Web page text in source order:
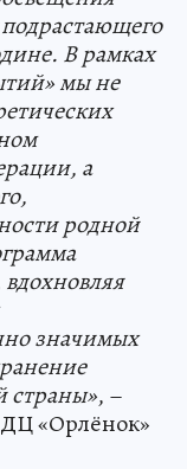
В рамках
мы не
а
родной
вдохновляя
значимых
страны», –
«Орлёнок»